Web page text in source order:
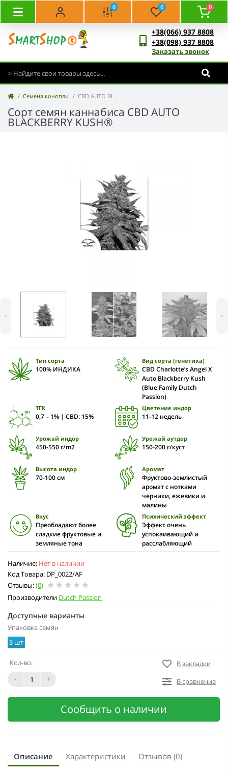
0 0 0
+38(066) 937 8808
+38(098) 937 8808
Заказать звонок
Семена конопли CBD AUTO BLACKBERRY KUSH®
Сорт семян каннабиса CBD AUTO
BLACKBERRY KUSH®
Наличие: Нет в наличии
Код Товара: DP_0022/AF
Отзывы:(0)
Производители Dutch Passion
< >
Тип сорта
100% ИНДИКА
Вид сорта (генетика)
CBD Charlotte’s Angel X
Auto Blackberry Kush
(Blue Family Dutch
Passion)
ТГК
0,7 – 1% | CBD: 15%
Цветение индор
11-12 недель
Урожай индор
450-550 г/m2
Урожай аутдор
150-200 г/куст
Высота индор
70-100 cм
Аромат
Фруктово-землистый
аромат с нотками
черники, ежевики и
малины
Вкус
Преобладают более
сладкие фруктовые и
земляные тона
Психический эффект
Эффект очень
успокаивающий и
расслабляющий
Доступные варианты
Упаковка семян
3 шт
Кол-во:
-
+
В закладки
В сравнение
Сообщить о наличии
Описание Характеристики Отзывов (0)